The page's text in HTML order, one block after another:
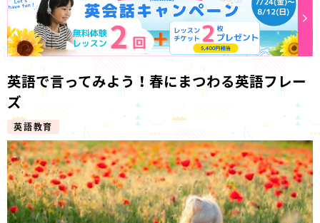
英語で言ってみよう！春にまつわる英語フレー
ズ
英語教育